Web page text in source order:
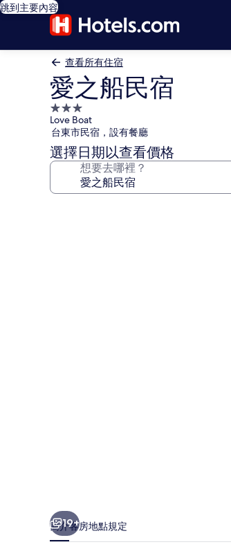
跳到主要內容
查看所有住宿
愛之船民宿
3.0
星
級
住
宿
Love Boat
台東市民宿，設有餐廳
選擇日期以查看價格
想要去哪裡？
19+
簡介客房地點規定